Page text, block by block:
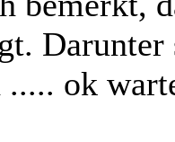
Darunter
..... ok